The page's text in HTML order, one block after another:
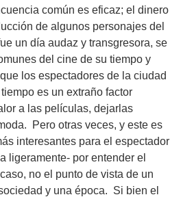
común es eficaz; el dinero
de algunos personajes del
un día audaz y transgresora, se
del cine de su tiempo y
los espectadores de la ciudad
es un extraño factor
a las películas, dejarlas
Pero otras veces, y este es
interesantes para el espectador
ligeramente- por entender el
no el punto de vista de un
y una época. Si bien el